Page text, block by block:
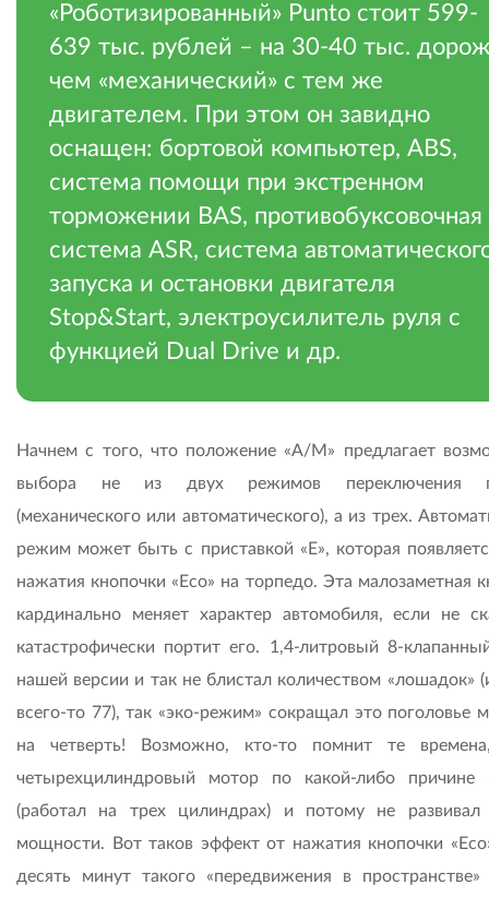
«Роботизированный» Punto стоит 599-
639 тыс. рублей – на 30-40 тыс.
чем «механический» с тем же
двигателем. При этом он завидно
оснащен: бортовой компьютер, ABS,
система помощи при экстренном
торможении BAS, противобуксовочная
система ASR, система
запуска и остановки двигателя
Stop&Start, электроусилитель руля с
функцией Dual Drive и др.
Начнем с того, что положение «А/М» предлагает
выбора не из двух режимов переключения
(механического или автоматического), а из трех.
режим может быть с приставкой «Е», которая
нажатия кнопочки «Eco» на торпедо. Эта малозаметная
кардинально меняет характер автомобиля, если не
катастрофически портит его. 1,4-литровый 8-
нашей версии и так не блистал количеством «лошадок»
всего-то 77), так «эко-режим» сокращал это поголовье
на четверть! Возможно, кто-то помнит те
четырехцилиндровый мотор по какой-либо причине
(работал на трех цилиндрах) и потому не развивал
мощности. Вот таков эффект от нажатия кнопочки
десять минут такого «передвижения в